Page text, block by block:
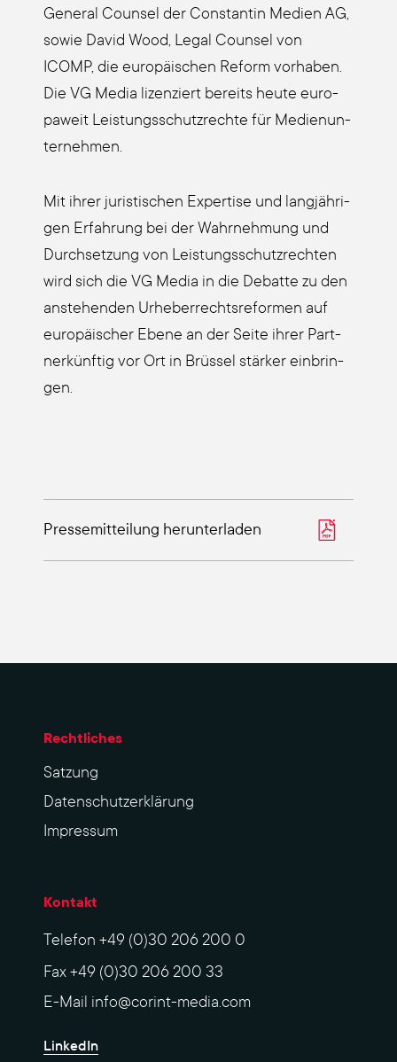
Gene­ral Coun­sel der Con­stan­tin Medi­en AG,
sowie David Wood, Legal Coun­sel von
ICOMP, die euro­päi­schen Reform vor­ha­ben.
Die VG Media lizen­ziert bereits heu­te euro­
pa­weit Leis­tungs­schutz­rech­te für Medi­en­un­
ter­neh­men.
Mit ihrer juris­ti­schen Exper­ti­se und lang­jäh­ri­
gen Erfah­rung bei der Wahr­neh­mung und
Durch­set­zung von Leis­tungs­schutz­rech­ten
wird sich die VG Media in die Debat­te zu den
anste­hen­den Urhe­ber­rechts­re­for­men auf
euro­päi­scher Ebe­ne an der Sei­te ihrer Part­
ner­künf­tig vor Ort in Brüs­sel stär­ker ein­brin­
gen.
Pres­se­mit­tei­lung her­un­ter­la­den
Rechtliches
Sat­zung
Datenschutzerklärung
Impres­sum
Kontakt
Telefon +49 (0)30 206 200 0
Fax+49 (0)30 206 200 33
E-Mail info@corint-media.com
LinkedIn